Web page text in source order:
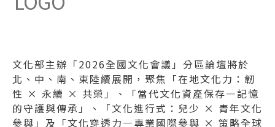
文化部主辦「2026全國文化會議」分區論壇將於
北、中、南、東陸續展開，聚焦「在地文化力：韌
性 × 永續 × 共榮」、「當代文化資產保存—記憶
的守護與傳承」、「文化進行式：兒少 × 青年文化
參與」及「文化穿透力—專業國際參與 × 策略全球